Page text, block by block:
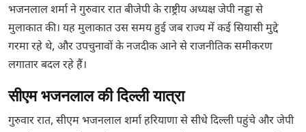
भजनलाल शर्मा ने गुरुवार रात बीजेपी के राष्ट्रीय अध्यक्ष जेपी नड्डा से
मुलाकात की। यह मुलाकात उस समय हुई जब राज्य में कई सियासी मुद्दे
गरमा रहे थे, और उपचुनावों के नजदीक आने से राजनीतिक समीकरण
लगातार बदल रहे हैं।
सीएम भजनलाल की दिल्ली यात्रा
गुरुवार रात, सीएम भजनलाल शर्मा हरियाणा से सीधे दिल्ली पहुंचे और जेपी